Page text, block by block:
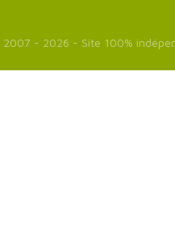
2007 - 2026 - Site 100%